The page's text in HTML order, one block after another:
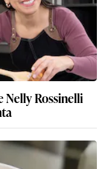
Nelly Rossinelli